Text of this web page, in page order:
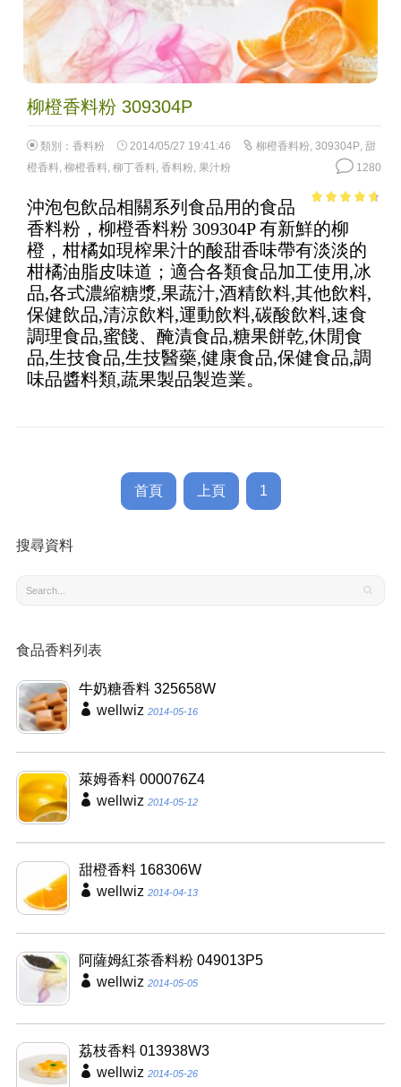
柳橙香料粉 309304P
類別： 香料粉 2014/05/27 19:41:46 柳橙香料粉, 309304P, 甜
橙香料 柳橙香料 柳丁香料 香料粉, 果汁粉 1280
of 5
沖泡包飲品相關系列食品用的食品
香料粉，柳橙香料粉 309304P 有新鮮的柳
橙，柑橘如現榨果汁的酸甜香味帶有淡淡的
柑橘油脂皮味道；適合各類食品加工使用,冰
品,各式濃縮糖漿,果蔬汁,酒精飲料,其他飲料,
保健飲品,清涼飲料,運動飲料,碳酸飲料,速食
調理食品,蜜餞、醃漬食品,糖果餅乾,休閒食
品,生技食品,生技醫藥,健康食品,保健食品,調
味品醬料類,蔬果製品製造業。
首頁 上頁 1
搜尋資料
食品香料列表
牛奶糖香料 325658W
wellwiz 2014-05-16
萊姆香料 000076Z4
wellwiz 2014-05-12
甜橙香料 168306W
wellwiz 2014-04-13
阿薩姆紅茶香料粉 049013P5
wellwiz 2014-05-05
荔枝香料 013938W3
wellwiz 2014-05-26